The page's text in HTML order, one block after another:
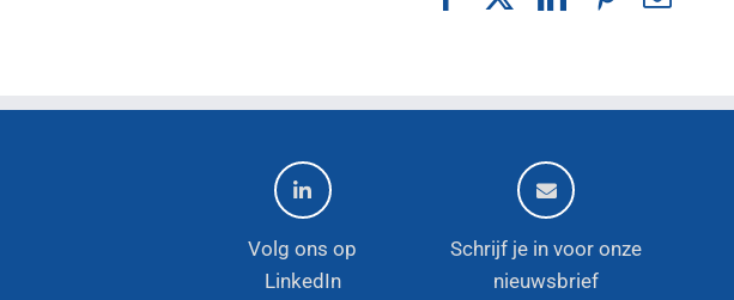
Volg ons op
LinkedIn
Schrijf je in voor onze
nieuwsbrief